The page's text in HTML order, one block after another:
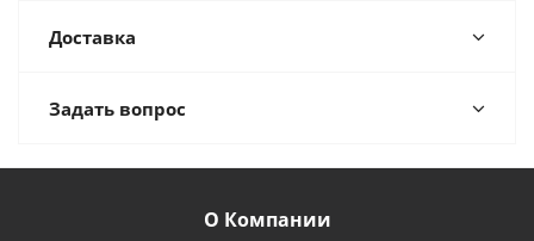
Доставка
Задать вопрос
О Компании